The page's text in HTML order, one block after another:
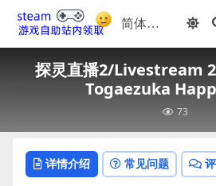
探灵直播2/Livestream
Togaezuka
73
详情介绍 常见问题